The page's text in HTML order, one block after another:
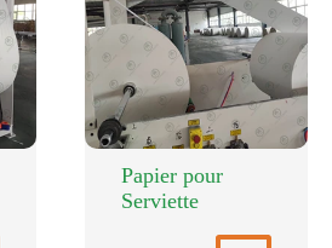
Papier pour
Serviette